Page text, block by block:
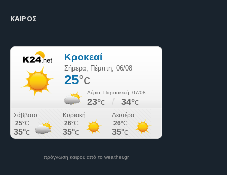
ΚΑΙΡΌΣ
πρόγνωση καιρού από το weather.gr